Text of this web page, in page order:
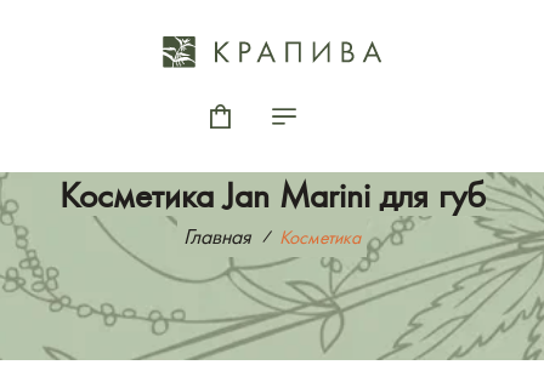
Косметика Jan Marini для губ
Главная Косметика